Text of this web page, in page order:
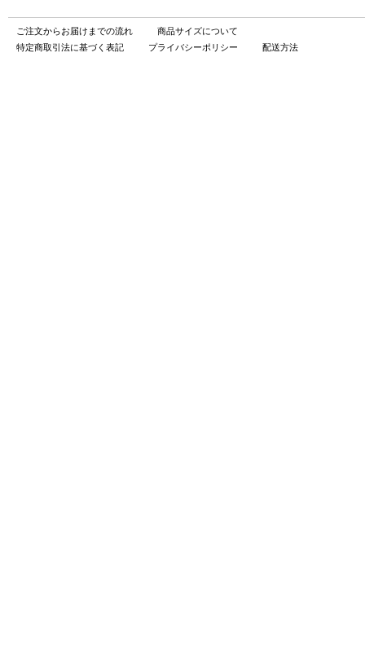
ご注文からお届けまでの流れ
商品サイズについて
特定商取引法に基づく表記
プライバシーポリシー 配送方法